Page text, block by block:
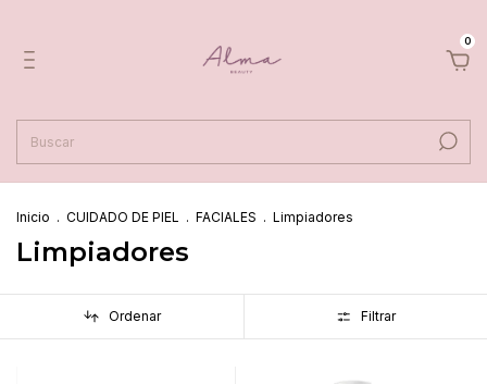
0
Inicio . CUIDADO DE PIEL . FACIALES . Limpiadores
Limpiadores
Ordenar Filtrar